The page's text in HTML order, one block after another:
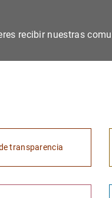
recibir nuestras
transparencia